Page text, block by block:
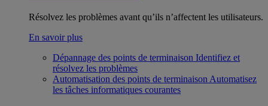
Résolvez les problèmes avant qu’ils n’affectent les utilisateurs.
En savoir plus
Dépannage des points de terminaison Identifiez et
résolvez les problèmes
Automatisation des points de terminaison Automatisez
les tâches informatiques courantes